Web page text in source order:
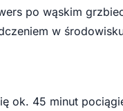
po wąskim
w
ok. 45 minut